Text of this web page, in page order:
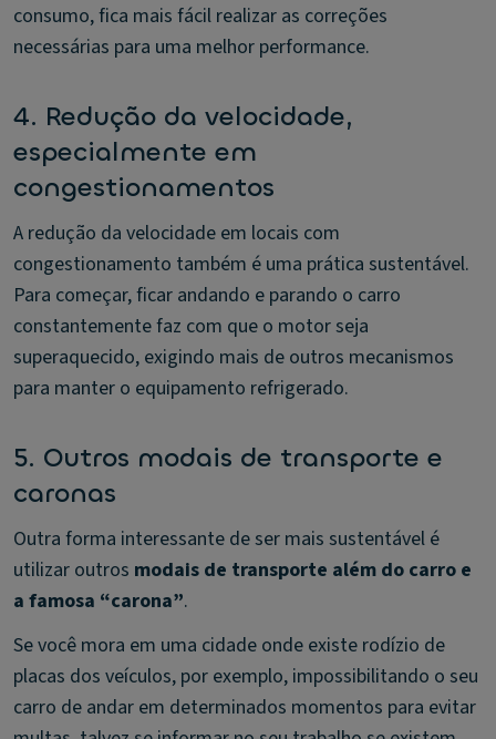
consumo, fica mais fácil realizar as correções
necessárias para uma melhor performance.
4. Redução da velocidade,
especialmente em
congestionamentos
A redução da velocidade em locais com
congestionamento também é uma prática sustentável.
Para começar, ficar andando e parando o carro
constantemente faz com que o motor seja
superaquecido, exigindo mais de outros mecanismos
para manter o equipamento refrigerado.
5. Outros modais de transporte e
caronas
Outra forma interessante de ser mais sustentável é
utilizar outros modais de transporte além do carro e
a famosa “carona”.
Se você mora em uma cidade onde existe rodízio de
placas dos veículos, por exemplo, impossibilitando o seu
carro de andar em determinados momentos para evitar